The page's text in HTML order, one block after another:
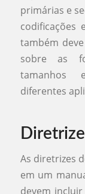
primárias e
codificações
também
sobre as
tamanhos
diferentes
As diretrizes
em um
devem